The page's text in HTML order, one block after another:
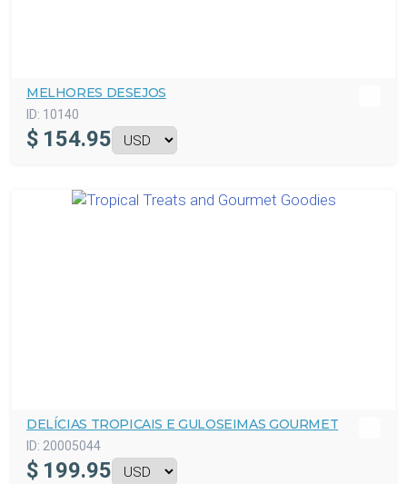
MELHORES DESEJOS
ID: 10140
$ 154.95
DELÍCIAS TROPICAIS E GULOSEIMAS GOURMET
ID: 20005044
$ 199.95